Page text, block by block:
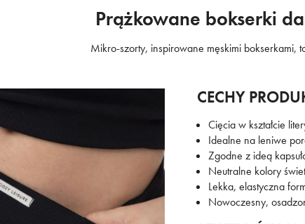
Prążkowane bokserki
Mikro-szorty, inspirowane męskimi bokserkami,
CECHY
Cięcia w kształcie
Idealne na leniwe
Zgodne z ideą
Neutralne kolory
Lekka, elastyczna
Nowoczesny,